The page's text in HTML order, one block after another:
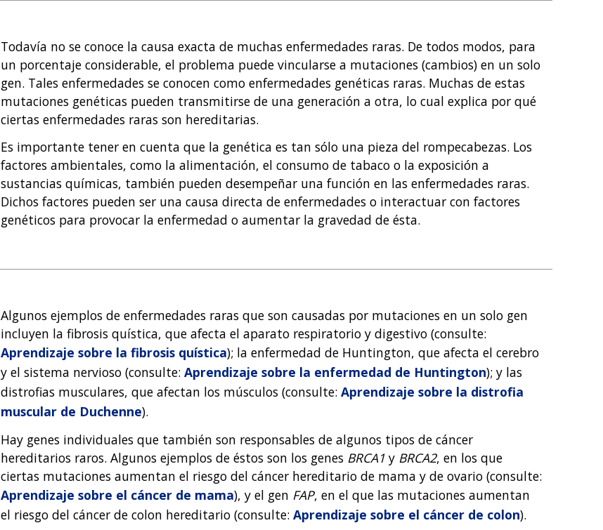
Todavía no se conoce la causa exacta de muchas enfermedades raras. De todos modos, para
un porcentaje considerable, el problema puede vincularse a mutaciones (cambios) en un solo
gen. Tales enfermedades se conocen como enfermedades genéticas raras. Muchas de estas
mutaciones genéticas pueden transmitirse de una generación a otra, lo cual explica por qué
ciertas enfermedades raras son hereditarias.
Es importante tener en cuenta que la genética es tan sólo una pieza del rompecabezas. Los
factores ambientales, como la alimentación, el consumo de tabaco o la exposición a
sustancias químicas, también pueden desempeñar una función en las enfermedades raras.
Dichos factores pueden ser una causa directa de enfermedades o interactuar con factores
genéticos para provocar la enfermedad o aumentar la gravedad de ésta.
Algunos ejemplos de enfermedades raras que son causadas por mutaciones en un solo gen
incluyen la fibrosis quística, que afecta el aparato respiratorio y digestivo (consulte:
Aprendizaje sobre la fibrosis quística); la enfermedad de Huntington, que afecta el cerebro
y el sistema nervioso (consulte: Aprendizaje sobre la enfermedad de Huntington); y las
distrofias musculares, que afectan los músculos (consulte: Aprendizaje sobre la distrofia
muscular de Duchenne).
Hay genes individuales que también son responsables de algunos tipos de cáncer
hereditarios raros. Algunos ejemplos de éstos son los genes BRCA1y BRCA2, en los que
ciertas mutaciones aumentan el riesgo del cáncer hereditario de mama y de ovario (consulte:
Aprendizaje sobre el cáncer de mama), y el gen FAP, en el que las mutaciones aumentan
el riesgo del cáncer de colon hereditario (consulte: Aprendizaje sobre el cáncer de colon).